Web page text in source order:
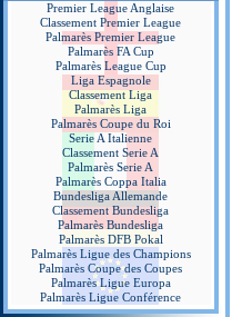
Premier League Anglaise
Classement Premier League
Palmarès Premier League
Palmarès FA Cup
Palmarès League Cup
Liga Espagnole
Classement Liga
Palmarès Liga
Palmarès Coupe du Roi
Serie A Italienne
Classement Serie A
Palmarès Serie A
Palmarès Coppa Italia
Bundesliga Allemande
Classement Bundesliga
Palmarès Bundesliga
Palmarès DFB Pokal
Palmarès Ligue des Champions
Palmarès Coupe des Coupes
Palmarès Ligue Europa
Palmarès Ligue Conférence